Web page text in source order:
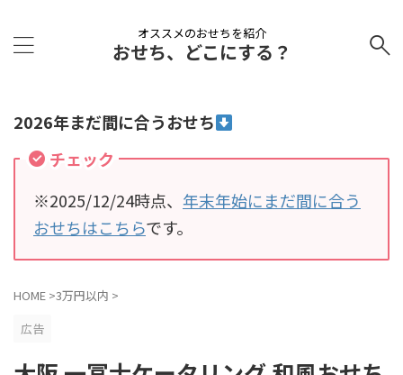
オススメのおせちを紹介
おせち、どこにする？
2026年まだ間に合うおせち
チェック
※2025/12/24時点、 年末年始にまだ間に合う
おせちはこちらです。
HOME >3万円以内 >
広告